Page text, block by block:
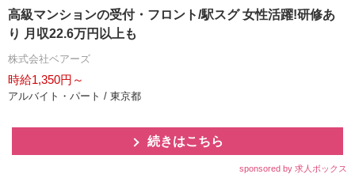
高級マンションの受付・フロント/駅スグ 女性活躍!研修あ
り 月収22.6万円以上も
株式会社ベアーズ
時給1,350円～
アルバイト・パート / 東京都
続きはこちら
sponsored by 求人ボックス